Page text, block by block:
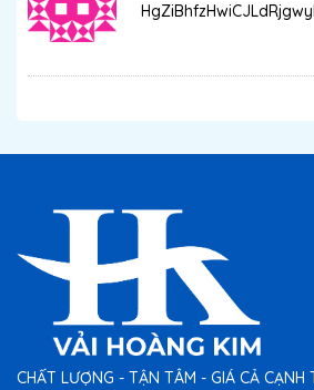
CHẤT LƯỢNG - TẬN TÂM - GIÁ CẢ CẠNH